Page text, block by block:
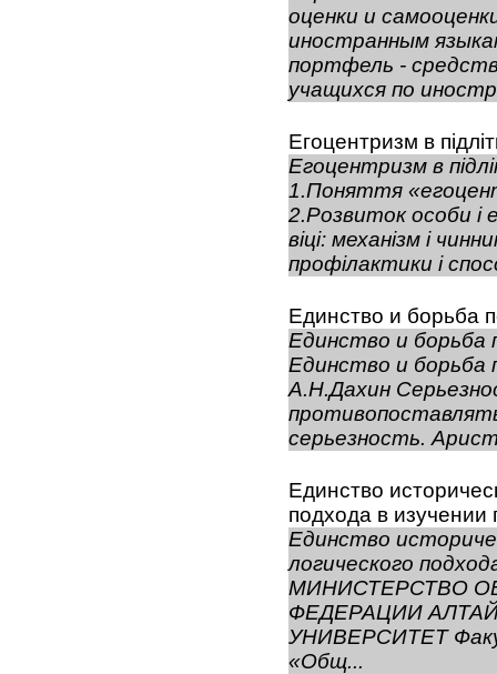
оценки и
иностранным
портфель -
учащихся по
Егоцентризм в
Егоцентризм в
1.Поняття
2.Розвиток особи і
віці: механізм і
профілактики і
Единство и борьба
Единство и борьба
Единство и борьба
А.Н.Дахин
серьезность.
Единство
подхода в изучении
Единство
логического
МИНИСТЕРСТВО
ФЕДЕРАЦИИ
УНИВЕРСИТЕТ
«Общ...